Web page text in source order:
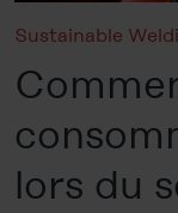
Sustainable
lors du